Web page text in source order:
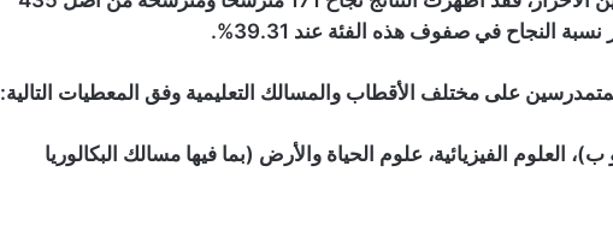
النجاح في صفوف هذه الفئة عند 39.31%.
على مختلف الأقطاب والمسالك التعليمية وفق المعطيات التالية:
(أ و ب)، العلوم الفيزيائية، علوم الحياة والأرض (بما فيها مسالك البكالوريا